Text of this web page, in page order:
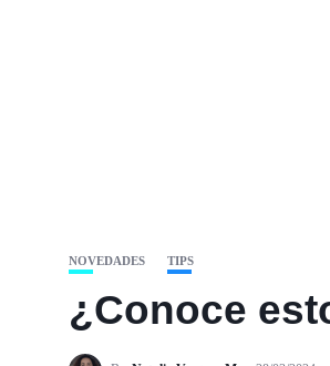
NOVEDADES TIPS
¿Conoce